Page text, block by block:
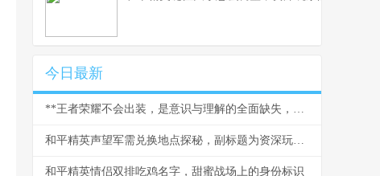
今日最新
**王者荣耀不会出装，是意识与理解的全面缺失，副标题，从出装僵化看对局思维的匮乏**
和平精英声望军需兑换地点探秘，副标题为资深玩家的物资寻踪指南
和平精英情侣双排吃鸡名字，甜蜜战场上的身份标识